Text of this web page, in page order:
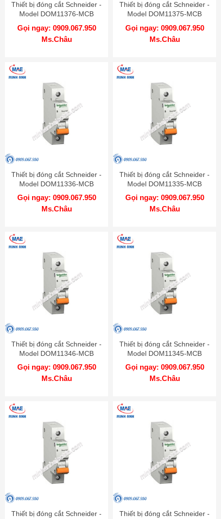
Thiết bị đóng cắt Schneider -
Model DOM11376-MCB
Gọi ngay: 0909.067.950
Ms.Châu
Thiết bị đóng cắt Schneider -
Model DOM11375-MCB
Gọi ngay: 0909.067.950
Ms.Châu
Thiết bị đóng cắt Schneider -
Model DOM11336-MCB
Gọi ngay: 0909.067.950
Ms.Châu
Thiết bị đóng cắt Schneider -
Model DOM11335-MCB
Gọi ngay: 0909.067.950
Ms.Châu
Thiết bị đóng cắt Schneider -
Model DOM11346-MCB
Gọi ngay: 0909.067.950
Ms.Châu
Thiết bị đóng cắt Schneider -
Model DOM11345-MCB
Gọi ngay: 0909.067.950
Ms.Châu
Thiết bị đóng cắt Schneider -
Thiết bị đóng cắt Schneider -